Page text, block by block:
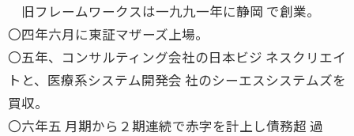
旧フレームワークスは一九九一年に静岡 で創業。
〇四年六月に東証マザーズ上場。
〇五年、コンサルティング会社の日本ビジ ネスクリエイ
トと、医療系システム開発会 社のシーエスシステムズを
買収。
〇六年五 月期から２期連続で赤字を計上し債務超 過